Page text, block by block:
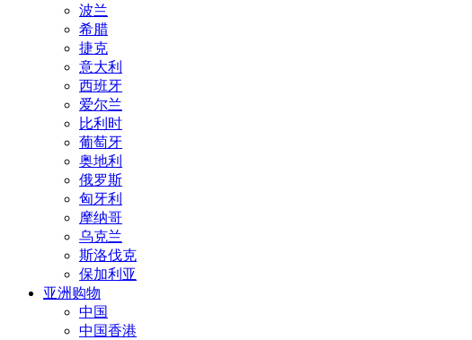
波兰
希腊
捷克
意大利
西班牙
爱尔兰
比利时
葡萄牙
奥地利
俄罗斯
匈牙利
摩纳哥
乌克兰
斯洛伐克
保加利亚
亚洲购物
中国
中国香港